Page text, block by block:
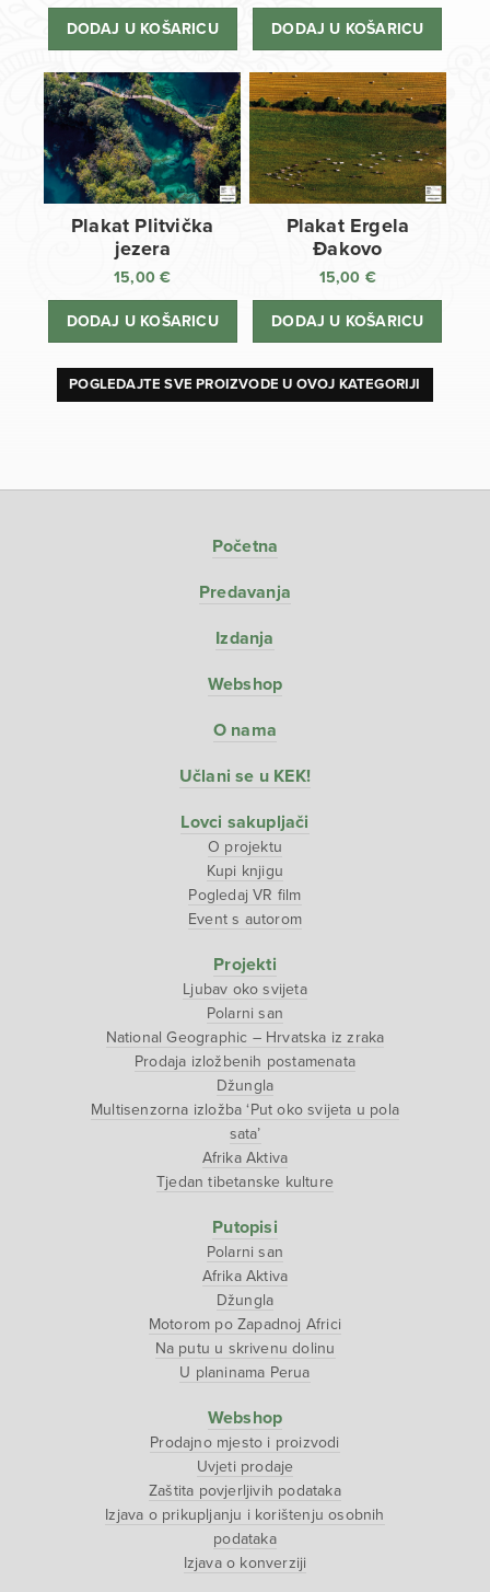
DODAJ U KOŠARICU DODAJ U KOŠARICU
Plakat Plitvička
jezera
15,00€
DODAJ U KOŠARICU
Plakat Ergela
Đakovo
15,00 €
DODAJ U KOŠARICU
POGLEDAJTE SVE PROIZVODE U OVOJ KATEGORIJI
Početna
Predavanja
Izdanja
Webshop
O nama
Učlani se u KEK!
Lovci sakupljači
O projektu
Kupi knjigu
Pogledaj VR film
Event s autorom
Projekti
Ljubav oko svijeta
Polarni san
National Geographic – Hrvatska iz zraka
Prodaja izložbenih postamenata
Džungla
Multisenzorna izložba ‘Put oko svijeta u pola
sata’
Afrika Aktiva
Tjedan tibetanske kulture
Putopisi
Polarni san
Afrika Aktiva
Džungla
Motorom po Zapadnoj Africi
Na putu u skrivenu dolinu
U planinama Perua
Webshop
Prodajno mjesto i proizvodi
Uvjeti prodaje
Zaštita povjerljivih podataka
Izjava o prikupljanju i korištenju osobnih
podataka
Izjava o konverziji